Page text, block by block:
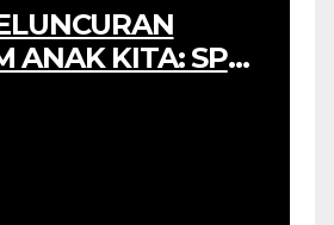
ANAK KITA: SPM
DAN